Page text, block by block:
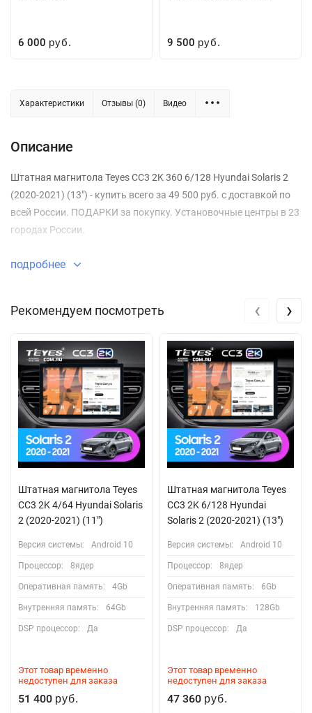
6 000 руб. 9 500 руб.
Характеристики Отзывы (0) Видео
Описание
Штатная магнитола Teyes CC3 2K 360 6/128 Hyundai Solaris 2
(2020-2021) (13") - купить всего за 49 500 руб. с доставкой по
всей России. ПОДАРКИ за покупку. Установочные центры в 23
городах России.
подробнее
Рекомендуем посмотреть
Штатная магнитола Teyes
CC3 2K 4/64 Hyundai Solaris
2 (2020-2021) (11")
Версия системы: Android 10
Процессор: 8ядер
Оперативная память: 4Gb
Внутренняя память: 64Gb
DSP процессор: Да
Этот товар временно
недоступен для заказа
51 400 руб.
Штатная магнитола Teyes
CC3 2K 6/128 Hyundai
Solaris 2 (2020-2021) (13")
Версия системы: Android 10
Процессор: 8ядер
Оперативная память: 6Gb
Внутренняя память: 128Gb
DSP процессор: Да
Этот товар временно
недоступен для заказа
47 360 руб.
‹ ›